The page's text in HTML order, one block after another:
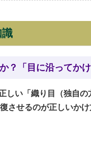
？「目に沿ってか
しい「織り目（独自
させるのが正しいかけ